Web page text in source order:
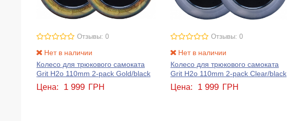
Отзывы: 0
Нет в наличии
Колесо для трюкового самоката
Grit H2o 110mm 2-pack Gold/black
Цена: 1 999 ГРН
Отзывы: 0
Нет в наличии
Колесо для трюкового самоката
Grit H2o 110mm 2-pack Clear/black
Цена: 1 999 ГРН